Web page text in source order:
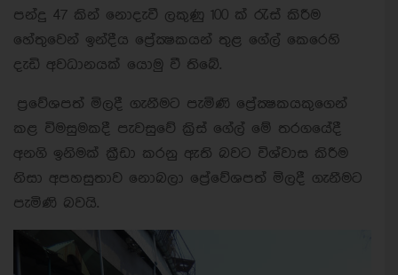
පන්දු 47 කින් නොදැවී ලකුණු 100 ක් රැස් කිරීම
හේතුවෙන් ඉන්දීය ප්‍රේක්‍ෂකයන් තුළ ගේල් කෙරෙහි
දැඩි අවධානයක් යොමු වී තිබේ.
ප්‍රවේශපත් මිලදී ගැනීමට පැමිණි ප්‍රේක්‍ෂකයකුගෙන්
කළ විමසුමකදී පැවසුවේ ක්‍රිස් ගේල් මේ තරගයේදී
අනගි ඉනිමක් ක්‍රීඩා කරනු ඇති බවට විශ්වාස කිරීම
නිසා අපහසුතාව නොබලා ප්‍රේවේශපත් මිලදී ගැනීමට
පැමිණි බවයි.